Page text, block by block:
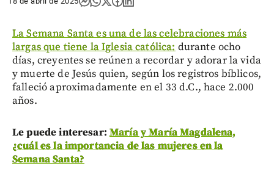
La Semana Santa es una de las celebraciones más
largas que tiene la Iglesia católica: durante ocho
días, creyentes se reúnen a recordar y adorar la vida
y muerte de Jesús quien, según los registros bíblicos,
falleció aproximadamente en el 33 d.C., hace 2.000
años.
Le puede interesar: María y María Magdalena,
¿cuál es la importancia de las mujeres en la
Semana Santa?